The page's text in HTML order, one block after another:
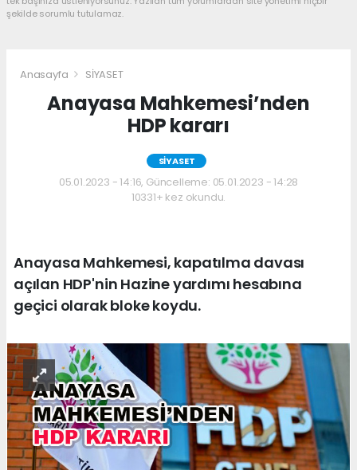
şekilde sorumlu tutulamaz.
Anasayfa SİYASET
Anayasa Mahkemesi’nden
HDP kararı
SİYASET
05.01.2023 - 14:16, Güncelleme: 05.01.2023 - 14:28
10331+ kez okundu.
Anayasa Mahkemesi, kapatılma davası
açılan HDP'nin Hazine yardımı hesabına
geçici olarak bloke koydu.